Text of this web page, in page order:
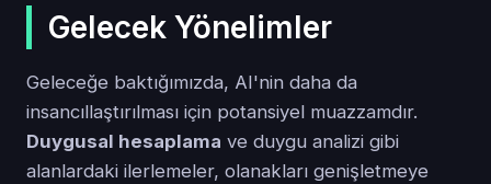
Gelecek Yönelimler
Geleceğe baktığımızda, AI'nin daha da
insancıllaştırılması için potansiyel muazzamdır.
Duygusal hesaplama ve duygu analizi gibi
alanlardaki ilerlemeler, olanakları genişletmeye